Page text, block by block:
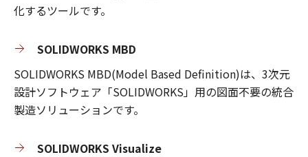
化するツールです。
SOLIDWORKS MBD
SOLIDWORKS MBD(Model Based Definition)は、3次元
設計ソフトウェア「SOLIDWORKS」用の図面不要の統合
製造ソリューションです。
SOLIDWORKS Visualize